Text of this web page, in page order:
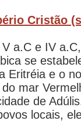
Cristão
a.C e IV
se
Eritréia e o
mar
de
locais,